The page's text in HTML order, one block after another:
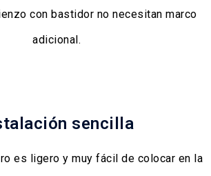
con bastidor no necesitan marco
adicional.
sencilla
es ligero y muy fácil de colocar en la